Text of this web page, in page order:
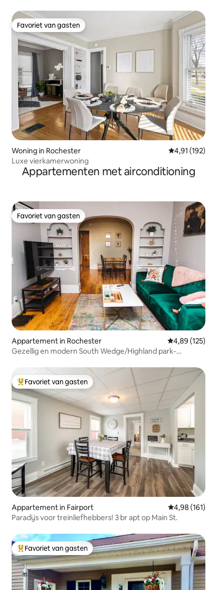
Favoriet van gasten
Favoriet van gasten
Woning in Rochester Gemiddelde
4,91 (192)
Luxe vierkamerwoning
Appartementen met airconditioning
Favoriet van gasten
Favoriet van gasten
Appartement in Rochester Gemiddelde
4,89 (125)
Gezellig en modern South Wedge/Highland park-
Topfavoriet van gasten
Favoriet van gasten
Appartement in Fairport Gemiddelde
4,98 (161)
Paradijs voor treinliefhebbers! 3 br apt op Main St.
Topfavoriet van gasten
Favoriet van gasten